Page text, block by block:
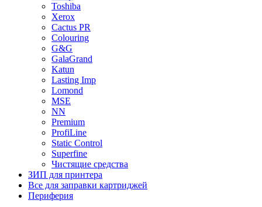
Toshiba
Xerox
Cactus PR
Colouring
G&G
GalaGrand
Katun
Lasting Imp
Lomond
MSE
NN
Premium
ProfiLine
Static Control
Superfine
Чистящие средства
ЗИП для принтера
Все для заправки картриджей
Периферия